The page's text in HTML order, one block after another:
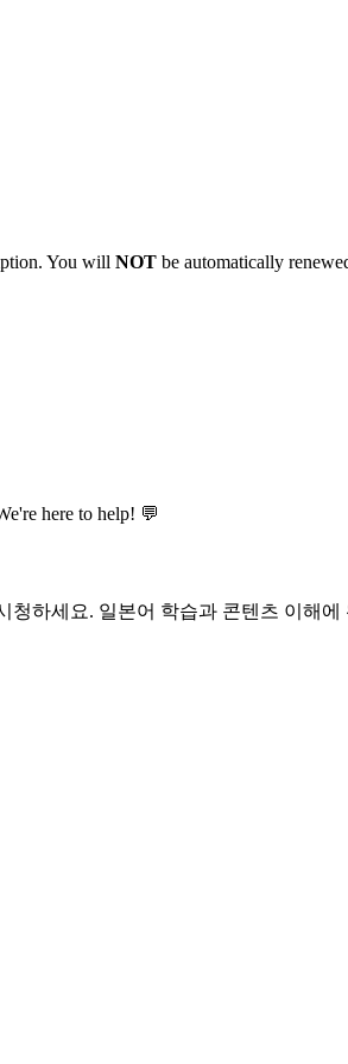
You will NOT be automatically
here to help! 💬
청하세요. 일본어 학습과 콘텐츠 이해에